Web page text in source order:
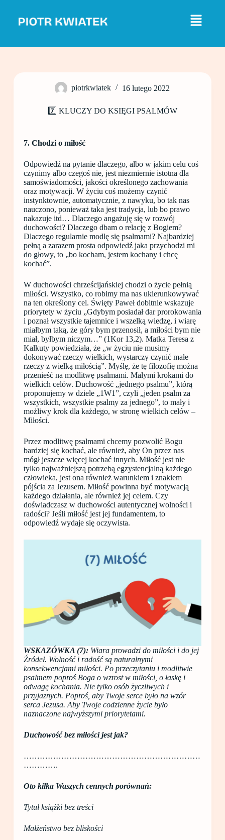
j
piotrkwiatek 16 lutego 2022
7️⃣ KLUCZY DO KSIĘGI PSALMÓW
7. Chodzi o miłość
Odpowiedź na pytanie dlaczego, albo w jakim celu coś
czynimy albo czegoś nie, jest niezmiernie istotna dla
samoświadomości, jakości określonego zachowania
oraz motywacji. W życiu coś możemy czynić
instynktownie, automatycznie, z nawyku, bo tak nas
nauczono, ponieważ taka jest tradycja, lub bo prawo
nakazuje itd… Dlaczego angażuję się w rozwój
duchowości? Dlaczego dbam o relację z Bogiem?
Dlaczego regularnie modlę się psalmami? Najbardziej
pełną a zarazem prosta odpowiedź jaka przychodzi mi
do głowy, to „bo kocham, jestem kochany i chcę
kochać”.
W duchowości chrześcijańskiej chodzi o życie pełnią
miłości. Wszystko, co robimy ma nas ukierunkowywać
na ten określony cel. Święty Paweł dobitnie wskazuje
priorytety w życiu „Gdybym posiadał dar prorokowania
i poznał wszystkie tajemnice i wszelką wiedzę, i wiarę
miałbym taką, że góry bym przenosił, a miłości bym nie
miał, byłbym niczym…” (1Kor 13,2). Matka Teresa z
Kalkuty powiedziała, że „w życiu nie musimy
dokonywać rzeczy wielkich, wystarczy czynić małe
rzeczy z wielką miłością”. Myślę, że tę filozofię można
przenieść na modlitwę psalmami. Małymi krokami do
wielkich celów. Duchowość „jednego psalmu”, którą
proponujemy w dziele „1W1”, czyli „jeden psalm za
wszystkich, wszystkie psalmy za jednego”, to mały i
możliwy krok dla każdego, w stronę wielkich celów –
Miłości.
Przez modlitwę psalmami chcemy pozwolić Bogu
bardziej się kochać, ale również, aby On przez nas
mógł jeszcze więcej kochać innych. Miłość jest nie
tylko najważniejszą potrzebą egzystencjalną każdego
człowieka, jest ona również warunkiem i znakiem
pójścia za Jezusem. Miłość powinna być motywacją
każdego działania, ale również jej celem. Czy
doświadczasz w duchowości autentycznej wolności i
radości? Jeśli miłość jest jej fundamentem, to
odpowiedź wydaje się oczywista.
WSKAZÓWKA (7): Wiara prowadzi do miłości i do jej
Źródeł. Wolność i radość są naturalnymi
konsekwencjami miłości. Po przeczytaniu i modlitwie
psalmem poproś Boga o wzrost w miłości, o łaskę i
odwagę kochania. Nie tylko osób życzliwych i
przyjaznych. Poproś, aby Twoje serce było na wzór
serca Jezusa. Aby Twoje codzienne życie było
naznaczone najwyższymi priorytetami.
Duchowość bez miłości jest jak?
…………………………………………………………
………….
Oto kilka Waszych cennych porównań:
Tytuł książki bez treści
Małżeństwo bez bliskości